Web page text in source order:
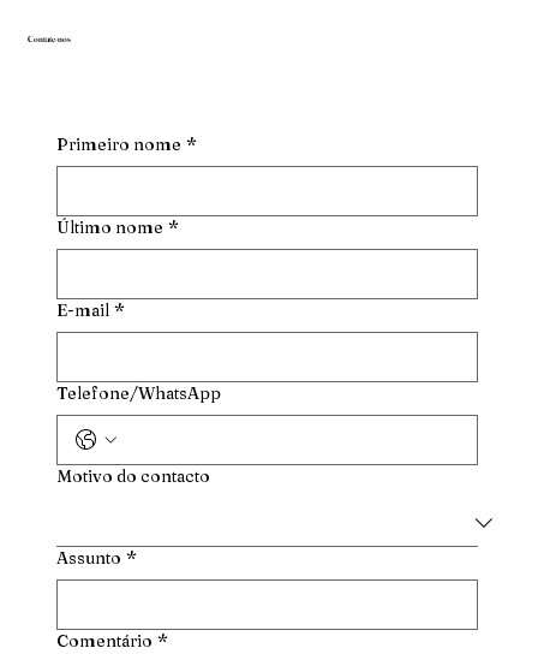
Contate-nos
Primeiro nome *
Último nome *
E-mail *
Telefone/WhatsApp
Motivo do contacto
Assunto *
Comentário *